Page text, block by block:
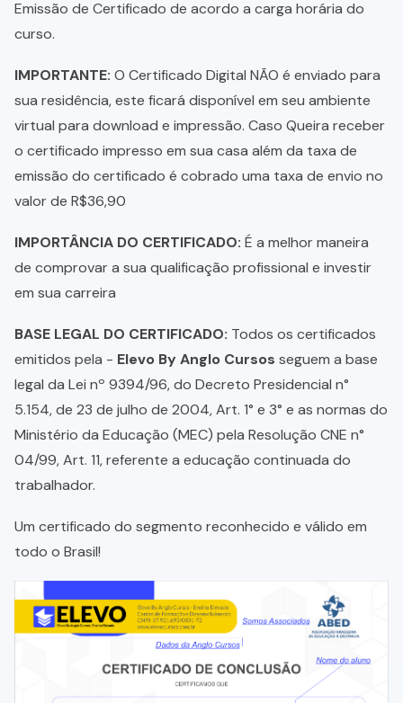
Emissão de Certificado de acordo a carga horária do
curso.
IMPORTANTE: O Certificado Digital NÃO é enviado para
sua residência, este ficará disponível em seu ambiente
virtual para download e impressão. Caso Queira receber
o certificado impresso em sua casa além da taxa de
emissão do certificado é cobrado uma taxa de envio no
valor de R$36,90
IMPORTÂNCIA DO CERTIFICADO: É a melhor maneira
de comprovar a sua qualificação profissional e investir
em sua carreira
BASE LEGAL DO CERTIFICADO: Todos os certificados
emitidos pela - Elevo By Anglo Cursos seguem a base
legal da Lei nº 9394/96, do Decreto Presidencial n°
5.154, de 23 de julho de 2004, Art. 1° e 3° e as normas do
Ministério da Educação (MEC) pela Resolução CNE n°
04/99, Art. 11, referente a educação continuada do
trabalhador.
Um certificado do segmento reconhecido e válido em
todo o Brasil!